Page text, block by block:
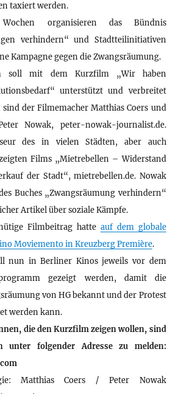
taxiert werden.
organisieren das Bündnis
verhindern“ und Stadtteilinitiativen
Kampagne gegen die Zwangsräumung.
soll mit dem Kurzfilm „Wir haben
unterstützt und verbreitet
der Filmemacher Matthias Coers und
Nowak, peter-nowak-journalist.de.
des in vielen Städten, aber auch
Films „Mietrebellen – Widerstand
der Stadt“, mietrebellen.de. Nowak
Buches „Zwangsräumung verhindern“
Artikel über soziale Kämpfe.
Filmbeitrag hatte auf dem globale
Moviemento in Kreuzberg Première.
nun in Berliner Kinos jeweils vor dem
gezeigt werden, damit die
von HG bekannt und der Protest
werden kann.
die den Kurzfilm zeigen wollen, sind
unter folgender Adresse zu melden:
Matthias Coers / Peter Nowak